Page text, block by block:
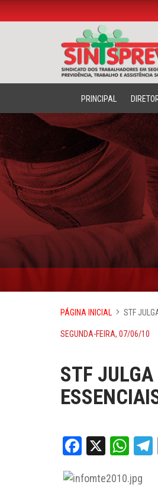
PRINCIPAL
PÁGINA INICIAL STF
SEGUNDA-FEIRA, 07/06/10
STF JULGA
Facebook
X